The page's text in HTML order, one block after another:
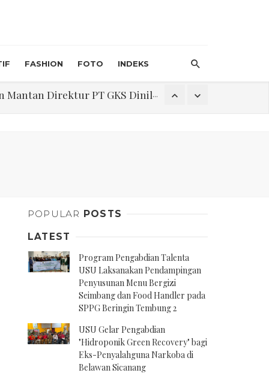
FASHION FOTO INDEKS
Direktur PT GKS Dinilai Rancu
Narkoba di Belawan Sicanang
POPULAR POSTS
LATEST
Program Pengabdian Talenta
USU Laksanakan Pendampingan
Penyusunan Menu Bergizi
Seimbang dan Food Handler pada
SPPG Beringin Tembung 2
USU Gelar Pengabdian
"Hidroponik Green Recovery" bagi
Eks-Penyalahguna Narkoba di
Belawan Sicanang